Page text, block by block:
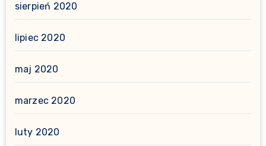
sierpień 2020
lipiec 2020
maj 2020
marzec 2020
luty 2020